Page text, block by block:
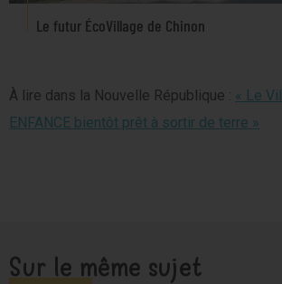
Le futur ÉcoVillage de Chinon
À lire dans la Nouvelle République : « Le
ENFANCE bientôt prêt à sortir de terre »
Sur le même sujet